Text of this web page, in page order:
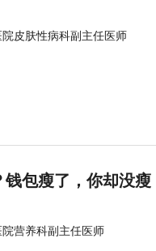
皮肤性病科副主任医师
钱包瘦了，你却没瘦
营养科副主任医师